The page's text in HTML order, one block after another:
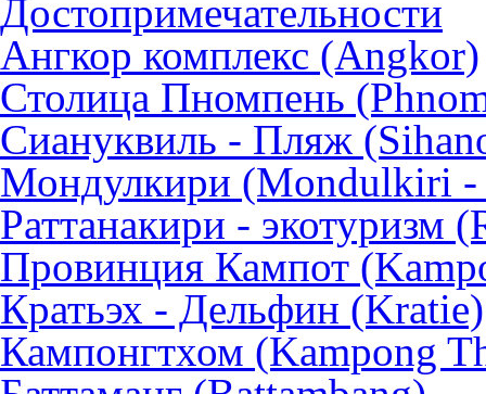
Достопримечательности
Ангкор комплекс (Angkor)
Столица Пномпень
Сиануквиль - Пляж
Мондулкири (Mondulkiri
Раттанакири - экотуризм
Провинция Кампот
Кратьэх - Дельфин (Kratie)
Кампонгтхом (Kampong